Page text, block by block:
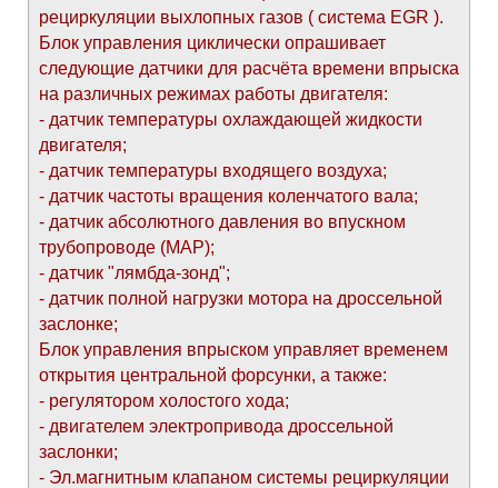
рециркуляции выхлопных газов ( система EGR ).
Блок управления циклически опрашивает
следующие датчики для расчёта времени впрыска
на различных режимах работы двигателя:
- датчик температуры охлаждающей жидкости
двигателя;
- датчик температуры входящего воздуха;
- датчик частоты вращения коленчатого вала;
- датчик абсолютного давления во впускном
трубопроводе (МАР);
- датчик "лямбда-зонд";
- датчик полной нагрузки мотора на дроссельной
заслонке;
Блок управления впрыском управляет временем
открытия центральной форсунки, а также:
- регулятором холостого хода;
- двигателем электропривода дроссельной
заслонки;
- Эл.магнитным клапаном системы рециркуляции